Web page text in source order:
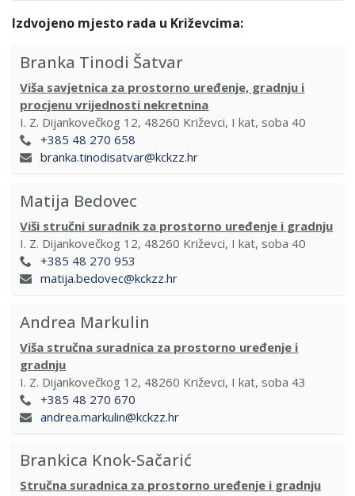
Izdvojeno mjesto rada u Križevcima:
Branka Tinodi Šatvar
Viša savjetnica za prostorno uređenje, gradnju i
procjenu vrijednosti nekretnina
I. Z. Dijankovečkog 12, 48260 Križevci, I kat, soba 40
+385 48 270 658
branka.tinodisatvar@kckzz.hr
Matija Bedovec
Viši stručni suradnik za prostorno uređenje i gradnju
I. Z. Dijankovečkog 12, 48260 Križevci, I kat, soba 40
+385 48 270 953
matija.bedovec@kckzz.hr
Andrea Markulin
Viša stručna suradnica za prostorno uređenje i
gradnju
I. Z. Dijankovečkog 12, 48260 Križevci, I kat, soba 43
+385 48 270 670
andrea.markulin@kckzz.hr
Brankica Knok-Sačarić
Stručna suradnica za prostorno uređenje i gradnju